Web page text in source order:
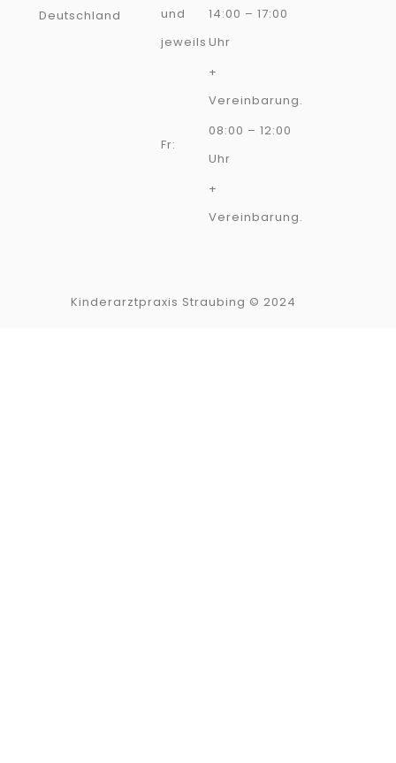
Deutschland
und
jeweils
14:00 – 17:00
Uhr
+
Vereinbarung.
Fr:
08:00 – 12:00
Uhr
+
Vereinbarung.
Kinderarztpraxis Straubing © 2024